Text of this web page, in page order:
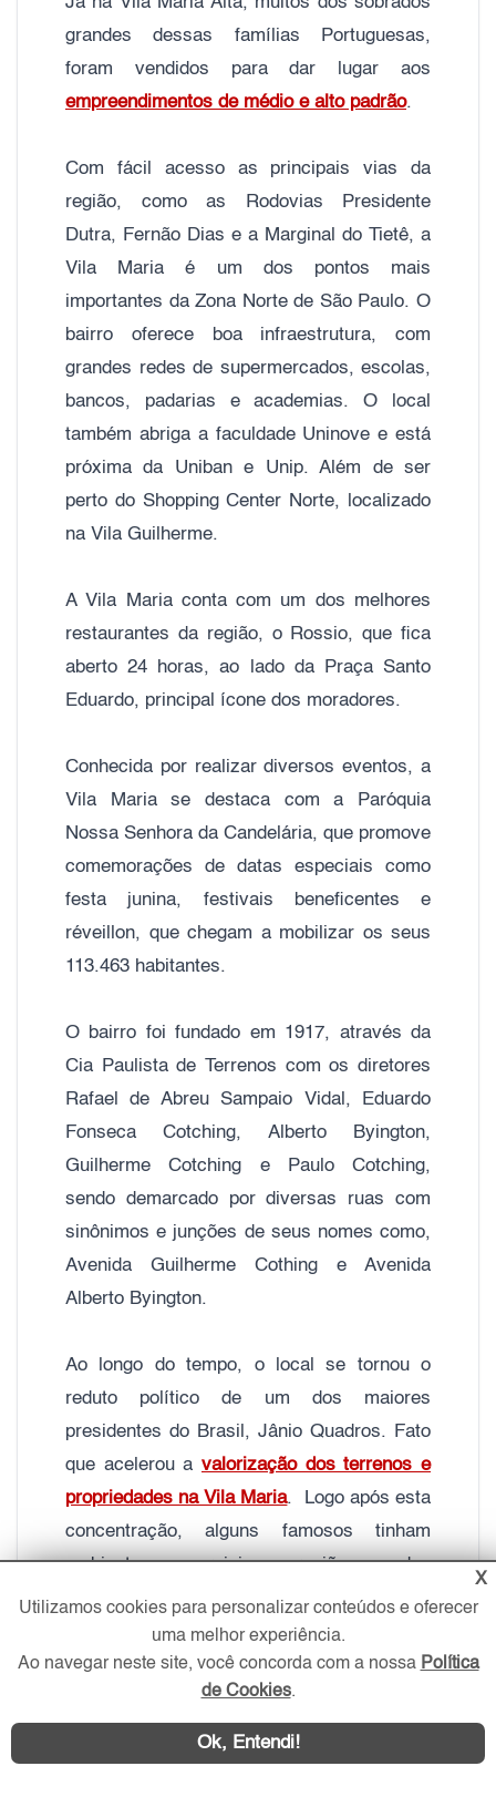
grandes dessas famílias Portuguesas,
foram vendidos para dar lugar aos
empreendimentos de médio e alto padrão.
Com fácil acesso as principais vias da
região, como as Rodovias Presidente
Dutra, Fernão Dias e a Marginal do Tietê, a
Vila Maria é um dos pontos mais
importantes da Zona Norte de São Paulo. O
bairro oferece boa infraestrutura, com
grandes redes de supermercados, escolas,
bancos, padarias e academias. O local
também abriga a faculdade Uninove e está
próxima da Uniban e Unip. Além de ser
perto do Shopping Center Norte, localizado
na Vila Guilherme.
A Vila Maria conta com um dos melhores
restaurantes da região, o Rossio, que fica
aberto 24 horas, ao lado da Praça Santo
Eduardo, principal ícone dos moradores.
Conhecida por realizar diversos eventos, a
Vila Maria se destaca com a Paróquia
Nossa Senhora da Candelária, que promove
comemorações de datas especiais como
festa junina, festivais beneficentes e
réveillon, que chegam a mobilizar os seus
113.463 habitantes.
O bairro foi fundado em 1917, através da
Cia Paulista de Terrenos com os diretores
Rafael de Abreu Sampaio Vidal, Eduardo
Fonseca Cotching, Alberto Byington,
Guilherme Cotching e Paulo Cotching,
sendo demarcado por diversas ruas com
sinônimos e junções de seus nomes como,
Avenida Guilherme Cothing e Avenida
Alberto Byington.
Ao longo do tempo, o local se tornou o
reduto político de um dos maiores
presidentes do Brasil, Jânio Quadros. Fato
que acelerou a valorização dos terrenos e
propriedades na Vila Maria. Logo após esta
concentração, alguns famosos tinham
ambientes comerciais na região, um dos
mais conhecidos foi o ídolo da Fórmula 1,
Ayrton Senna, que montou seu escritório
perto da chácara de um dos fundadores do
Antigamente, a Vila Maria contava apenas
X
Utilizamos cookies para personalizar conteúdos e oferecer
uma melhor experiência.
Ao navegar neste site, você concorda com a nossa Política
de Cookies.
Ok, Entendi!